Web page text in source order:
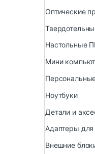
Оптические
Настольные
Мини
Ноутбуки
Детали и
Адаптеры для
Внешние